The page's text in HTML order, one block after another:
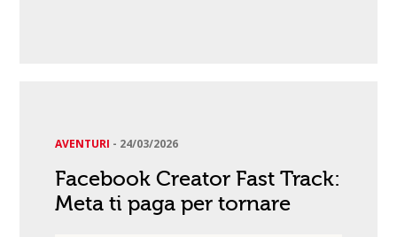
AVENTURI - 24/03/2026
Facebook Creator Fast Track:
Meta ti paga per tornare